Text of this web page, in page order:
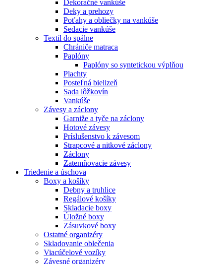
Dekoračné vankúše
Deky a prehozy
Poťahy a obliečky na vankúše
Sedacie vankúše
Textil do spálne
Chrániče matraca
Paplóny
Paplóny so syntetickou výplňou
Plachty
Posteľná bielizeň
Sada lôžkovín
Vankúše
Závesy a záclony
Garniže a tyče na záclony
Hotové závesy
Príslušenstvo k závesom
Strapcové a nitkové záclony
Záclony
Zatemňovacie závesy
Triedenie a úschova
Boxy a košíky
Debny a truhlice
Regálové košíky
Skladacie boxy
Úložné boxy
Zásuvkové boxy
Ostatné organizéry
Skladovanie oblečenia
Viacúčelové vozíky
Závesné organizéry